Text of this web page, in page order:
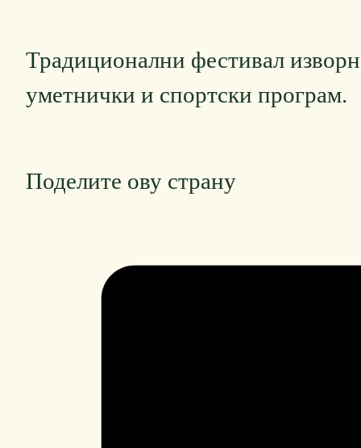
Традиционални фестивал
уметнички и спортски програм.
Поделите ову страну